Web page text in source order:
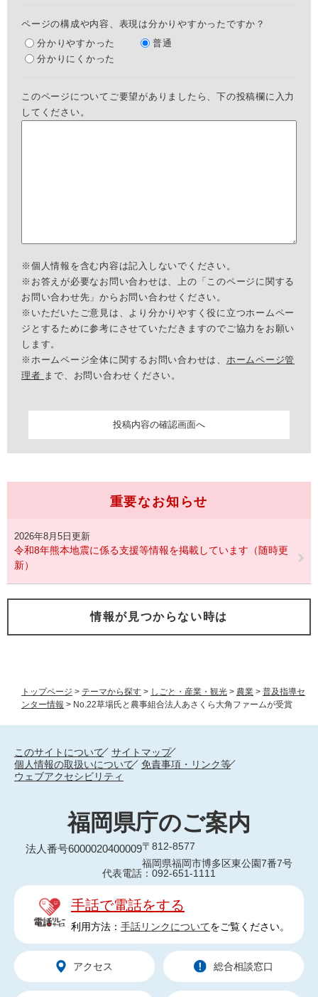
トップページ > テーマから探す > しごと・産業・観光 > 農業 > 普及指導セ
ンター情報 > No.22草場氏と農事組合法人あさくら大角ファームが受賞
ページの構成や内容、表現は分かりやすかったですか？
分かりやすかった
普通
分かりにくかった
このページについてご要望がありましたら、下の投稿欄に入力
してください。
※個人情報を含む内容は記入しないでください。
※お答えが必要なお問い合わせは、上の「このページに関する
お問い合わせ先」からお問い合わせください。
※いただいたご意見は、より分かりやすく役に立つホームペー
ジとするために参考にさせていただきますのでご協力をお願い
します。
※ホームページ全体に関するお問い合わせは、 ホームページ管
理者 まで、お問い合わせください。
重要なお知らせ
2026年8月5日更新
令和8年熊本地震に係る支援等情報を掲載しています（随時更
新）
情報が見つからない時は
このサイトについて
サイトマップ
個人情報の取扱いについて
免責事項・リンク等
ウェブアクセシビリティ
福岡県庁のご案内
法人番号6000020400009〒812-8577
福岡県福岡市博多区東公園7番7号
代表電話：092-651-1111
手話で電話をする
利用方法： 手話リンクについてをご覧ください。
アクセス 総合相談窓口